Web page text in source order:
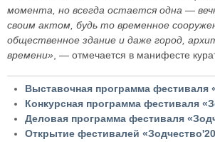
момента, но всегда остается одна —
своим актом, будь то временное
общественное здание и даже город,
времени» , — отмечается в манифесте
Выставочная программа фестиваля
Конкурсная программа фестиваля
Деловая программа фестиваля
Открытие фестивалей